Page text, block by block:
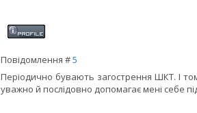
Повідомлення #5
Періодично бувають загострення ШКТ. І
уважно й послідовно допомагає мені себе